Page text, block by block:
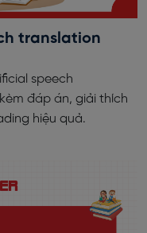
translation
speech
đáp án, giải thích
hiệu quả.